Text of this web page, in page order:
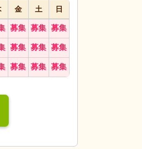
金 土 日
募集 募集 募集
募集 募集 募集
募集 募集 募集